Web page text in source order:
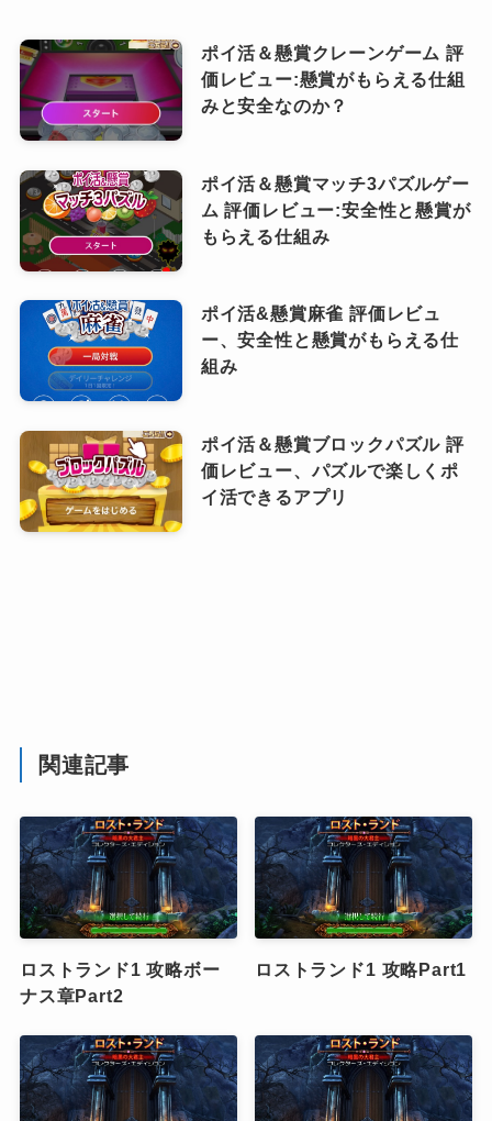
ポイ活＆懸賞クレーンゲーム 評
価レビュー:懸賞がもらえる仕組
みと安全なのか？
ポイ活＆懸賞マッチ3パズルゲー
ム 評価レビュー:安全性と懸賞が
もらえる仕組み
ポイ活&懸賞麻雀 評価レビュ
ー、安全性と懸賞がもらえる仕
組み
ポイ活＆懸賞ブロックパズル 評
価レビュー、パズルで楽しくポ
イ活できるアプリ
関連記事
ロストランド1 攻略ボー
ナス章Part2
ロストランド1 攻略Part1